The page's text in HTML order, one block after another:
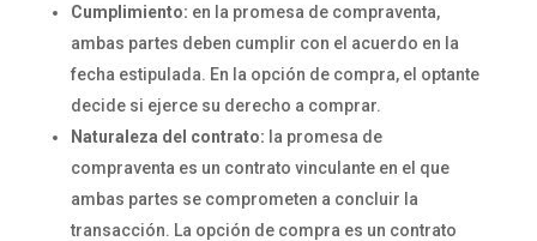
Cumplimiento: en la promesa de compraventa,
ambas partes deben cumplir con el acuerdo en la
fecha estipulada. En la opción de compra, el optante
decide si ejerce su derecho a comprar.
Naturaleza del contrato: la promesa de
compraventa es un contrato vinculante en el que
ambas partes se comprometen a concluir la
transacción. La opción de compra es un contrato